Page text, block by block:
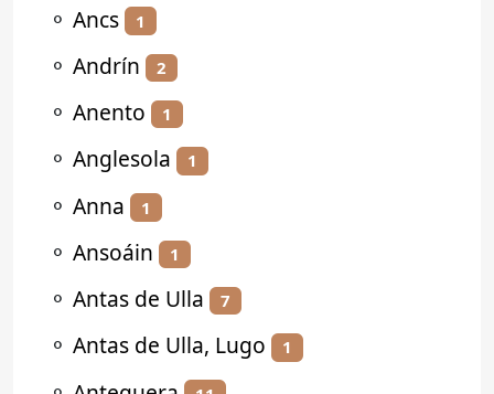
⚬ Ancs 1
⚬ Andrín 2
⚬ Anento 1
⚬ Anglesola 1
⚬ Anna 1
⚬ Ansoáin 1
⚬ Antas de Ulla 7
⚬ Antas de Ulla, Lugo 1